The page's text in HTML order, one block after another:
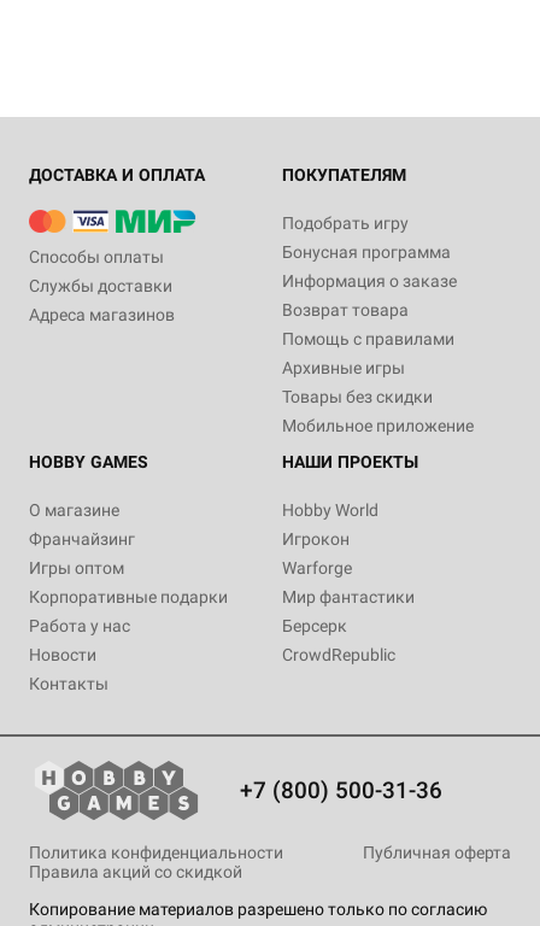
ДОСТАВКА И ОПЛАТА
Способы оплаты
Службы доставки
Адреса магазинов
ПОКУПАТЕЛЯМ
Подобрать игру
Бонусная программа
Информация о заказе
Возврат товара
Помощь с правилами
Архивные игры
Товары без скидки
Мобильное приложение
HOBBY GAMES
О магазине
Франчайзинг
Игры оптом
Корпоративные подарки
Работа у нас
Новости
Контакты
НАШИ ПРОЕКТЫ
Hobby World
Игрокон
Warforge
Мир фантастики
Берсерк
CrowdRepublic
+7 (800) 500-31-36
Копирование материалов разрешено только по согласию
Политика конфиденциальности
Публичная оферта
Правила акций со скидкой